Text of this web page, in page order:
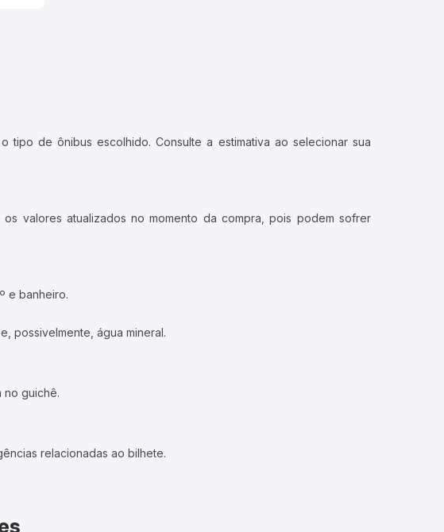
de ônibus escolhido. Consulte a estimativa ao selecionar sua
valores atualizados no momento da compra, pois podem sofrer
e banheiro.
possivelmente, água mineral.
no guichê.
relacionadas ao bilhete.